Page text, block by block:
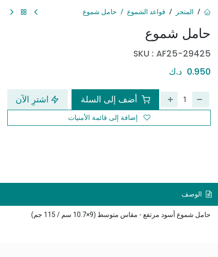
حامل شموع
SKU : AF25-29425
0.950 د.ك
أضف إلى السلة اشترِ الآن
إضافة إلى قائمة الأمنيات
المتجر قواعد الشموع حامل شموع
الوصف
حامل شموع أسود مرتفع - مقاس متوسط (9×10.7 سم / 115 جم)